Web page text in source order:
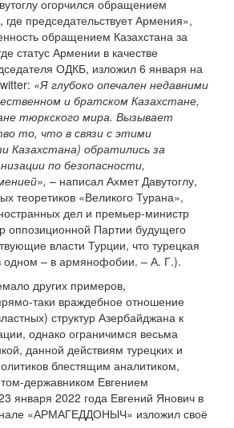
огорчился обращением
председательствует Армения»,
обращением Казахстана за
статус Армении в качестве
ОДКБ, изложил 6 января на
«Я глубоко опечален недавними
и братском Казахстане,
тюркского мира. Вызывает
то, что в связи с этими
Казахстана) обратились за
по безопасности,
– написал Ахмет Давутоглу,
теоретиков «Великого Турана»,
дел и премьер-министр
оппозиционной Партии будущего
власти Турции, что турецкая
одном – в армянофобии. – А. Г.).
других примеров,
таки враждебное отношение
структур Азербайджана к
однако ограничимся весьма
данной действиям турецких и
блестящим аналитиком,
державником Евгением
января 2022 года Евгений Янович в
«АРМАГЕДДОНЫЧ» изложил своё